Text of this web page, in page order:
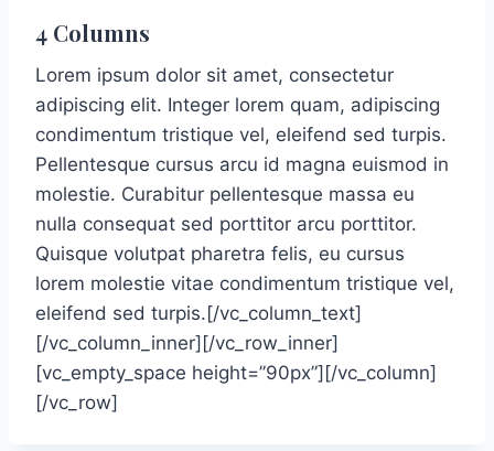
4 Columns
Lorem ipsum dolor sit amet, consectetur
adipiscing elit. Integer lorem quam, adipiscing
condimentum tristique vel, eleifend sed turpis.
Pellentesque cursus arcu id magna euismod in
molestie. Curabitur pellentesque massa eu
nulla consequat sed porttitor arcu porttitor.
Quisque volutpat pharetra felis, eu cursus
lorem molestie vitae condimentum tristique vel,
eleifend sed turpis.[/vc_column_text]
[/vc_column_inner][/vc_row_inner]
[vc_empty_space height=”90px”][/vc_column]
[/vc_row]